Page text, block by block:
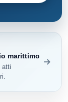
marittimo
atti